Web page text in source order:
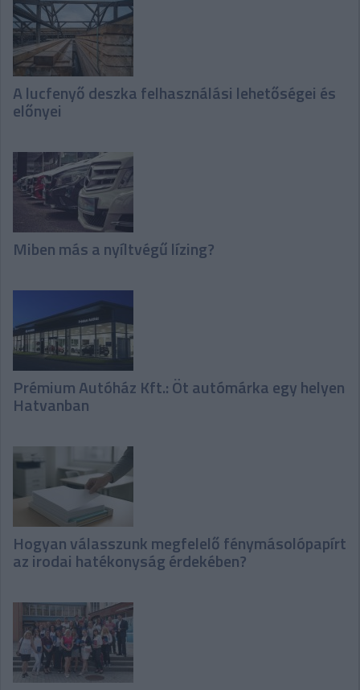
A lucfenyő deszka felhasználási lehetőségei és
előnyei
Miben más a nyíltvégű lízing?
Prémium Autóház Kft.: Öt autómárka egy helyen
Hatvanban
Hogyan válasszunk megfelelő fénymásolópapírt
az irodai hatékonyság érdekében?